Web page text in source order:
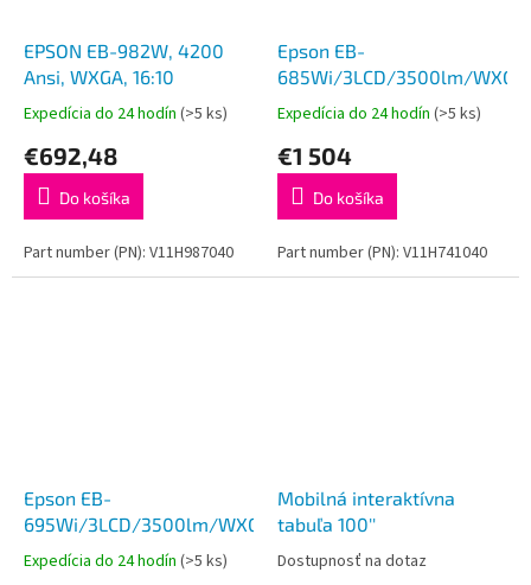
EPSON EB-982W, 4200
Ansi, WXGA, 16:10
Expedícia do 24 hodín (>5 ks)
€692,48
Do košíka
Part number (PN): V11H987040
Epson EB-
685Wi/3LCD/3500lm/
Expedícia do 24 hodín (>5 ks)
€1 504
Do košíka
Part number (PN): V11H741040
Epson EB-
695Wi/3LCD/3500lm/WXGA/HDMI/LAN
Expedícia do 24 hodín (>5 ks)
Mobilná interaktívna
tabuľa 100''
Dostupnosť na dotaz